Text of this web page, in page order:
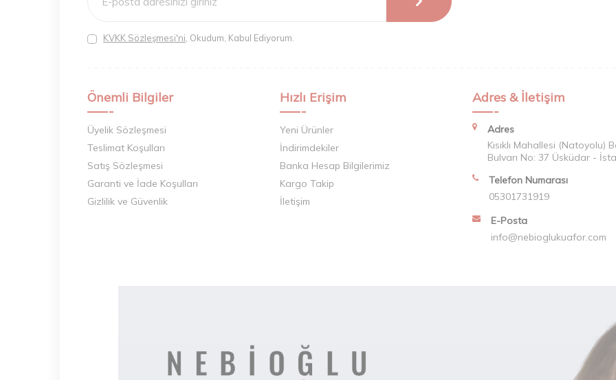
KVKK Sözleşmesi'ni , Okudum, Kabul Ediyorum.
Önemli Bilgiler
Üyelik Sözleşmesi
Teslimat Koşulları
Satış Sözleşmesi
Garanti ve İade Koşulları
Gizlilik ve Güvenlik
Hızlı Erişim
Yeni Ürünler
İndirimdekiler
Banka Hesap Bilgilerimiz
Kargo Takip
İletişim
Adres & İletişim
Adres
Kısıklı Mahallesi (Natoyolu)
Bulvarı No: 37 Üsküdar -
Telefon Numarası
05301731919
E-Posta
info@nebioglukuafor.com